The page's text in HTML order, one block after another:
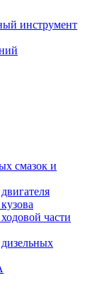
инструмент
смазок и
части